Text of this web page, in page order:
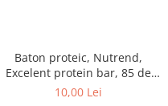
Baton proteic, Nutrend,
Excelent protein bar, 85 de
grame
10,00 Lei